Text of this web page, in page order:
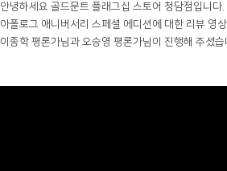
안녕하세요 골드문트 플래그십 스토어 청담점입니다.
아폴로그 애니버서리 스페셜 에디션에 대한 리뷰 영
이종학 평론가님과 오승영 평론가님이 진행해 주셨습